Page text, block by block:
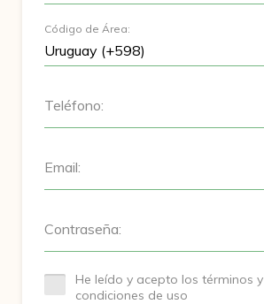
Código de Área:
Teléfono:
Email:
Contraseña:
He leído y acepto los términos y
condiciones de uso